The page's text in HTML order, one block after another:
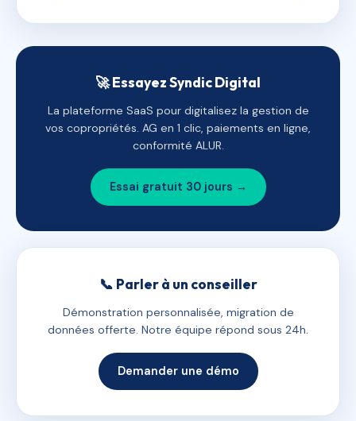
🚀 Essayez Syndic Digital
La plateforme SaaS pour digitalisez la gestion de
vos copropriétés. AG en 1 clic, paiements en ligne,
conformité ALUR.
Essai gratuit 30 jours →
📞 Parler à un conseiller
Démonstration personnalisée, migration de
données offerte. Notre équipe répond sous 24h.
Demander une démo